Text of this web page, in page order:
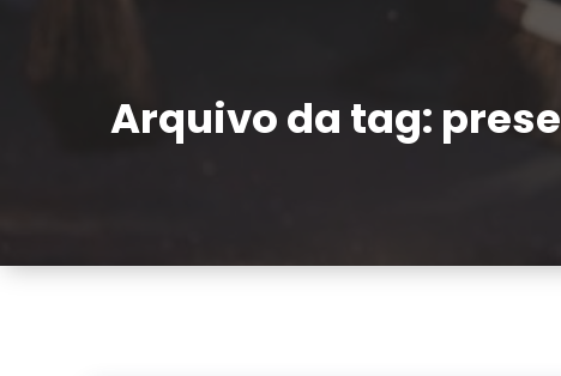
Arquivo da tag: prese